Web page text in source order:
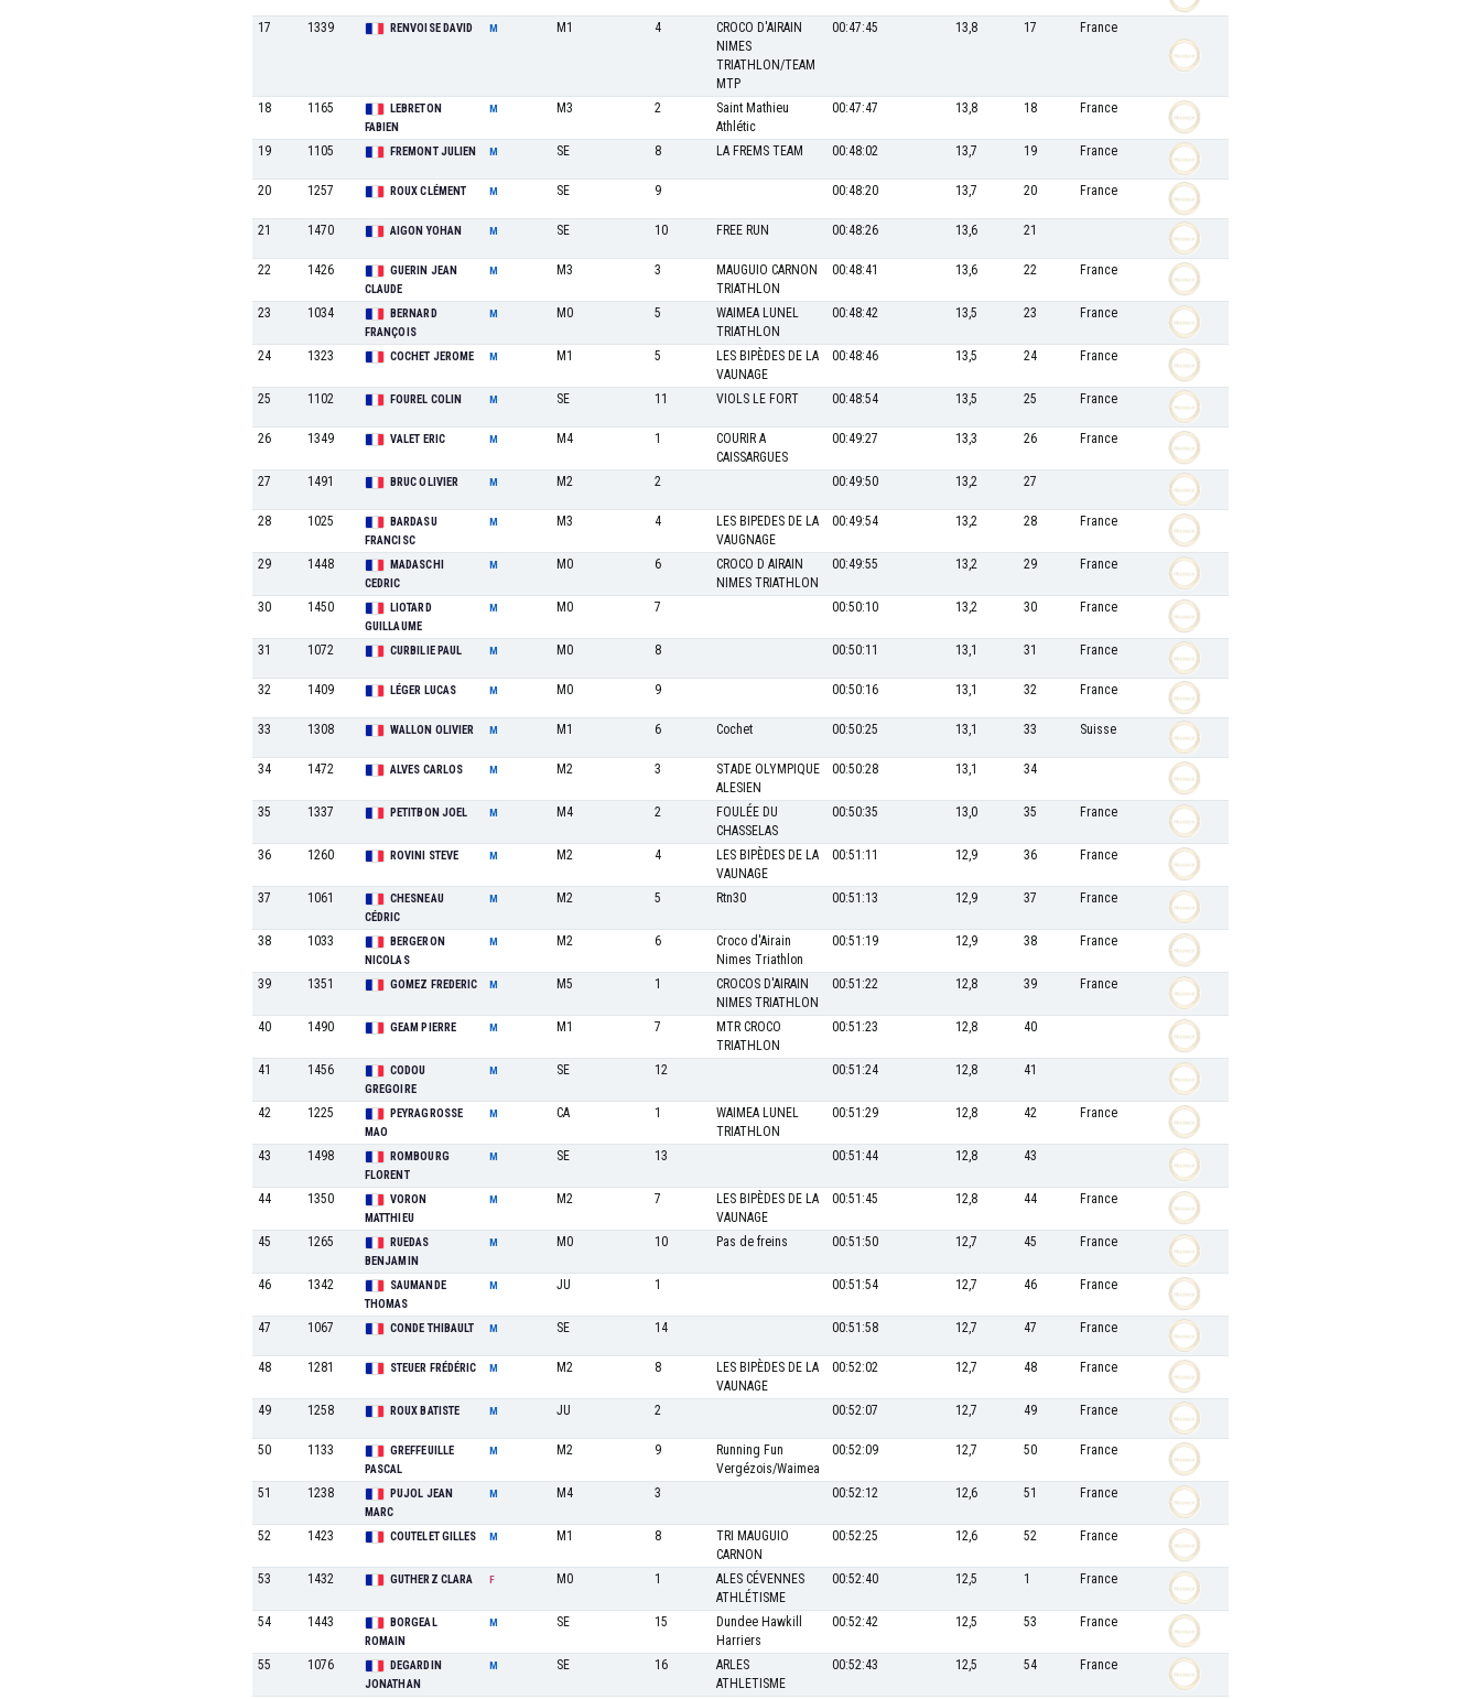
17 1339 RENVOISE DAVID M M1 4
CROCO D'AIRAIN
NIMES
TRIATHLON/TEAM
MTP
00:47:45 13,8 17 France
18 1165
LEBRETON
FABIEN
M M3 2
Saint Mathieu
Athlétic
00:47:47 13,8 18 France
19 1105 FREMONT JULIEN M SE 8 LA FREMS TEAM 00:48:02 13,7 19 France
20 1257 ROUX CLÉMENT M SE 9 00:48:20 13,7 20 France
21 1470 AIGON YOHAN M SE 10 FREE RUN 00:48:26 13,6 21
22 1426
GUERIN JEAN
CLAUDE
M M3 3
MAUGUIO CARNON
TRIATHLON
00:48:41 13,6 22 France
23 1034
BERNARD
FRANÇOIS
M M0 5
WAIMEA LUNEL
TRIATHLON
00:48:42 13,5 23 France
24 1323 COCHET JEROME M M1 5
LES BIPÈDES DE LA
VAUNAGE
00:48:46 13,5 24 France
25 1102 FOUREL COLIN M SE 11 VIOLS LE FORT 00:48:54 13,5 25 France
26 1349 VALET ERIC M M4 1
COURIR A
CAISSARGUES
00:49:27 13,3 26 France
27 1491 BRUC OLIVIER M M2 2 00:49:50 13,2 27
28 1025
BARDASU
FRANCISC
M M3 4
LES BIPEDES DE LA
VAUGNAGE
00:49:54 13,2 28 France
29 1448
MADASCHI
CEDRIC
M M0 6
CROCO D AIRAIN
NIMES TRIATHLON
00:49:55 13,2 29 France
30 1450
LIOTARD
GUILLAUME
M M0 7 00:50:10 13,2 30 France
31 1072 CURBILIE PAUL M M0 8 00:50:11 13,1 31 France
32 1409 LÉGER LUCAS M M0 9 00:50:16 13,1 32 France
33 1308 WALLON OLIVIER M M1 6 Cochet 00:50:25 13,1 33 Suisse
34 1472 ALVES CARLOS M M2 3
STADE OLYMPIQUE
ALESIEN
00:50:28 13,1 34
35 1337 PETITBON JOEL M M4 2
FOULÉE DU
CHASSELAS
00:50:35 13,0 35 France
36 1260 ROVINI STEVE M M2 4
LES BIPÈDES DE LA
VAUNAGE
00:51:11 12,9 36 France
37 1061
CHESNEAU
CÉDRIC
M M2 5 Rtn30 00:51:13 12,9 37 France
38 1033
BERGERON
NICOLAS
M M2 6
Croco d'Airain
Nimes Triathlon
00:51:19 12,9 38 France
39 1351 GOMEZ FREDERIC M M5 1
CROCOS D'AIRAIN
NIMES TRIATHLON
00:51:22 12,8 39 France
40 1490 GEAM PIERRE M M1 7
MTR CROCO
TRIATHLON
00:51:23 12,8 40
41 1456
CODOU
GREGOIRE
M SE 12 00:51:24 12,8 41
42 1225
PEYRAGROSSE
MAO
M CA 1
WAIMEA LUNEL
TRIATHLON
00:51:29 12,8 42 France
43 1498
ROMBOURG
FLORENT
M SE 13 00:51:44 12,8 43
44 1350
VORON
MATTHIEU
M M2 7
LES BIPÈDES DE LA
VAUNAGE
00:51:45 12,8 44 France
45 1265
RUEDAS
BENJAMIN
M M0 10 Pas de freins 00:51:50 12,7 45 France
46 1342
SAUMANDE
THOMAS
M JU 1 00:51:54 12,7 46 France
47 1067 CONDE THIBAULT M SE 14 00:51:58 12,7 47 France
48 1281 STEUER FRÉDÉRIC M M2 8
LES BIPÈDES DE LA
VAUNAGE
00:52:02 12,7 48 France
49 1258 ROUX BATISTE M JU 2 00:52:07 12,7 49 France
50 1133
GREFFEUILLE
PASCAL
M M2 9
Running Fun
Vergézois/Waimea
00:52:09 12,7 50 France
51 1238
PUJOL JEAN
MARC
M M4 3 00:52:12 12,6 51 France
52 1423 COUTELET GILLES M M1 8
TRI MAUGUIO
CARNON
00:52:25 12,6 52 France
53 1432 GUTHERZ CLARA F M0 1
ALES CÉVENNES
ATHLÉTISME
00:52:40 12,5 1 France
54 1443
BORGEAL
ROMAIN
M SE 15
Dundee Hawkill
Harriers
00:52:42 12,5 53 France
55 1076
DEGARDIN
JONATHAN
M SE 16
ARLES
ATHLETISME
00:52:43 12,5 54 France